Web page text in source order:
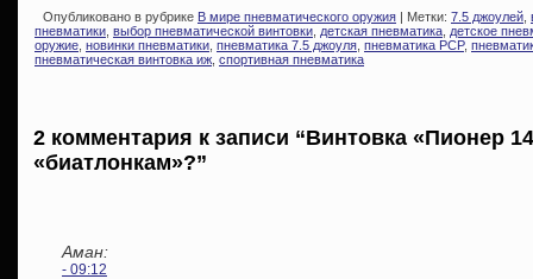
Опубликовано в рубрике В мире пневматического оружия | Метки: 7.5 джоулей
пневматики выбор пневматической винтовки детская пневматика детское
оружие новинки пневматики пневматика 7.5 джоуля пневматика PCP,
пневматическая винтовка иж спортивная пневматика
2 комментария к записи “Винтовка «Пионер
«биатлонкам»?”
Аман:
- 09:12